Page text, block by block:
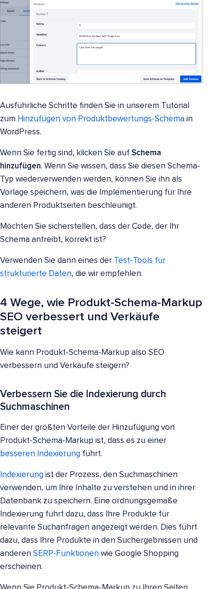
Ausführliche Schritte finden Sie in unserem Tutorial
zum Hinzufügen von Produktbewertungs-Schema in
WordPress.
Wenn Sie fertig sind, klicken Sie auf Schema
hinzufügen. Wenn Sie wissen, dass Sie diesen Schema-
Typ wiederverwenden werden, können Sie ihn als
Vorlage speichern, was die Implementierung für Ihre
anderen Produktseiten beschleunigt.
Möchten Sie sicherstellen, dass der Code, der Ihr
Schema antreibt, korrekt ist?
Verwenden Sie dann eines der Test-Tools für
strukturierte Daten, die wir empfehlen.
4 Wege, wie Produkt-Schema-Markup
SEO verbessert und Verkäufe
steigert
Wie kann Produkt-Schema-Markup also SEO
verbessern und Verkäufe steigern?
Verbessern Sie die Indexierung durch
Suchmaschinen
Einer der größten Vorteile der Hinzufügung von
Produkt-Schema-Markup ist, dass es zu einer
besseren Indexierung führt.
Indexierung ist der Prozess, den Suchmaschinen
verwenden, um Ihre Inhalte zu verstehen und in ihrer
Datenbank zu speichern. Eine ordnungsgemäße
Indexierung führt dazu, dass Ihre Produkte für
relevante Suchanfragen angezeigt werden. Dies führt
dazu, dass Ihre Produkte in den Suchergebnissen und
anderen SERP-Funktionen wie Google Shopping
erscheinen.